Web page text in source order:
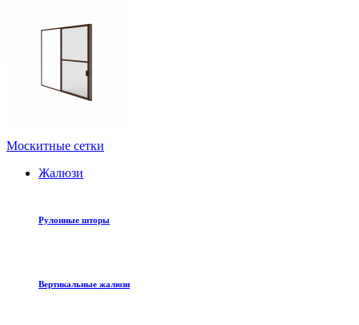
Москитные сетки
Жалюзи
Рулонные шторы
Вертикальные жалюзи